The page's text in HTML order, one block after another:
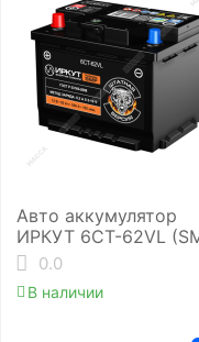
Авто аккумулятор
ИРКУТ 6CT-62VL
L2RU)
0.0
В наличии